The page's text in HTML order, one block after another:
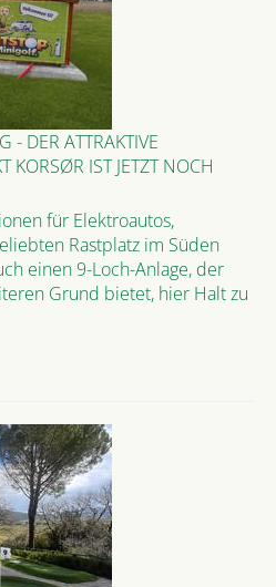
- DER ATTRAKTIVE
KORSØR IST JETZT NOCH
für Elektroautos,
Rastplatz im Süden
einen 9-Loch-Anlage, der
Grund bietet, hier Halt zu